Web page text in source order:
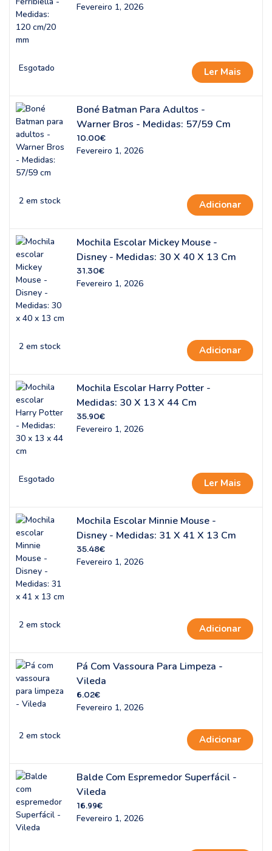
Fevereiro 1, 2026
Esgotado Ler Mais
Boné Batman Para Adultos -
Warner Bros - Medidas: 57/59 Cm
10.00€
Fevereiro 1, 2026
2 em stock Adicionar
Mochila Escolar Mickey Mouse -
Disney - Medidas: 30 X 40 X 13 Cm
31.30€
Fevereiro 1, 2026
2 em stock Adicionar
Mochila Escolar Harry Potter -
Medidas: 30 X 13 X 44 Cm
35.90€
Fevereiro 1, 2026
Esgotado Ler Mais
Mochila Escolar Minnie Mouse -
Disney - Medidas: 31 X 41 X 13 Cm
35.48€
Fevereiro 1, 2026
2 em stock Adicionar
Pá Com Vassoura Para Limpeza -
Vileda
6.02€
Fevereiro 1, 2026
2 em stock Adicionar
Balde Com Espremedor Superfácil -
Vileda
16.99€
Fevereiro 1, 2026